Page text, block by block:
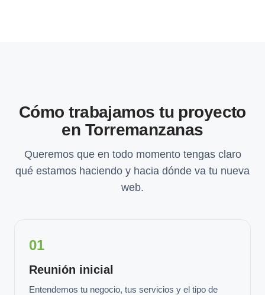
Cómo trabajamos tu proyecto
en Torremanzanas
Queremos que en todo momento tengas claro
qué estamos haciendo y hacia dónde va tu nueva
web.
01
Reunión inicial
Entendemos tu negocio, tus servicios y el tipo de